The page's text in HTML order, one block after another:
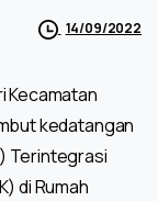
14/09/2022
Kecamatan
kedatangan
Terintegrasi
di Rumah